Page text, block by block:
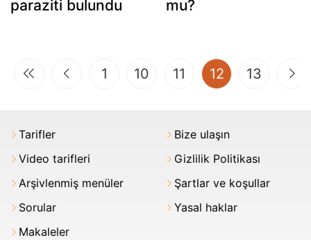
paraziti bulundu
mu?
1 10 11 12(current)
13
Tarifler
Video tarifleri
Arşivlenmiş menüler
Sorular
Makaleler
Bize ulaşın
Gizlilik Politikası
Şartlar ve koşullar
Yasal haklar